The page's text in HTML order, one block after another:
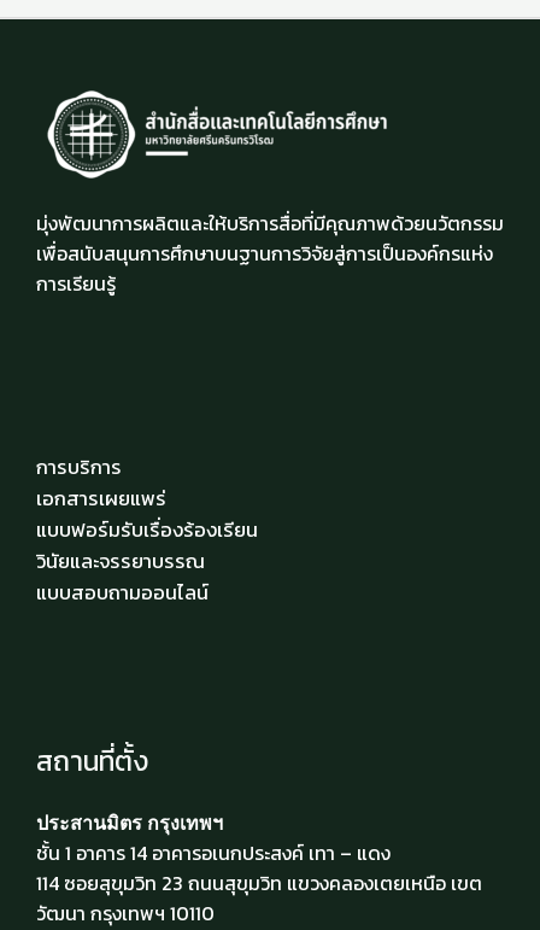
มุ่งพัฒนาการผลิตและให้บริการสื่อที่มีคุณภาพด้วยนวัตกรรม
เพื่อสนับสนุนการศึกษาบนฐานการวิจัยสู่การเป็นองค์กรแห่ง
การเรียนรู้
การบริการ
เอกสารเผยแพร่
แบบฟอร์มรับเรื่องร้องเรียน
วินัยและจรรยาบรรณ
แบบสอบถามออนไลน์
สถานที่ตั้ง
ประสานมิตร กรุงเทพฯ
ชั้น 1 อาคาร 14 อาคารอเนกประสงค์ เทา – แดง
114 ซอยสุขุมวิท 23 ถนนสุขุมวิท แขวงคลองเตยเหนือ เขต
วัฒนา กรุงเทพฯ 10110